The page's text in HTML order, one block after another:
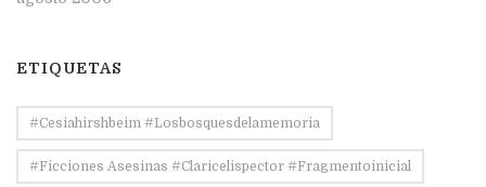
ETIQUETAS
#Cesiahirshbeim #losbosquesdelamemoria
#ficciones Asesinas #claricelispector #fragmentoinicial